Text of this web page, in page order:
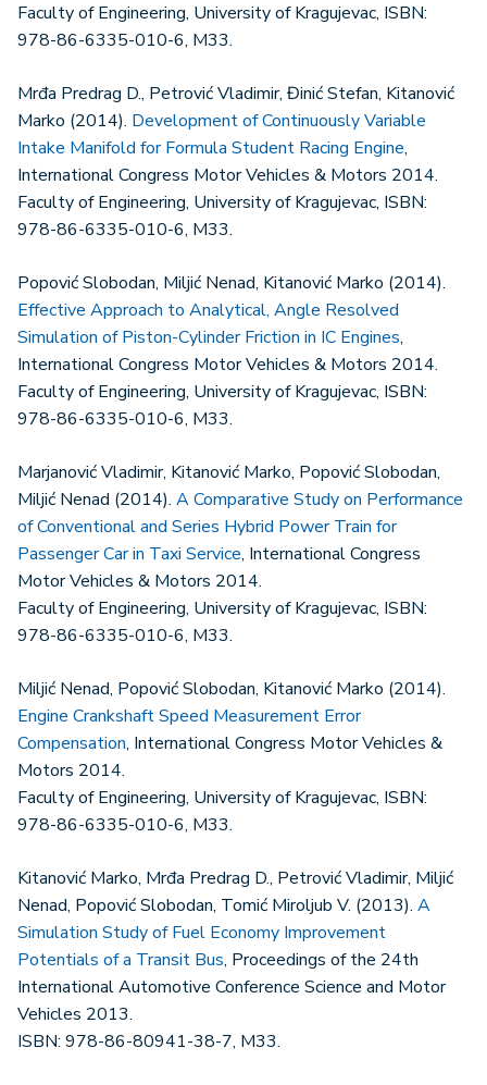
Faculty of Engineering, University of Kragujevac, ISBN:
978-86-6335-010-6, M33.
Mrđa Predrag D., Petrović Vladimir, Đinić Stefan, Kitanović
Marko (2014). Development of Continuously Variable
Intake Manifold for Formula Student Racing Engine,
International Congress Motor Vehicles & Motors 2014.
Faculty of Engineering, University of Kragujevac, ISBN:
978-86-6335-010-6, M33.
Popović Slobodan, Miljić Nenad, Kitanović Marko (2014).
Effective Approach to Analytical, Angle Resolved
Simulation of Piston-Cylinder Friction in IC Engines,
International Congress Motor Vehicles & Motors 2014.
Faculty of Engineering, University of Kragujevac, ISBN:
978-86-6335-010-6, M33.
Marjanović Vladimir, Kitanović Marko, Popović Slobodan,
Miljić Nenad (2014). A Comparative Study on Performance
of Conventional and Series Hybrid Power Train for
Passenger Car in Taxi Service, International Congress
Motor Vehicles & Motors 2014.
Faculty of Engineering, University of Kragujevac, ISBN:
978-86-6335-010-6, M33.
Miljić Nenad, Popović Slobodan, Kitanović Marko (2014).
Engine Crankshaft Speed Measurement Error
Compensation, International Congress Motor Vehicles &
Motors 2014.
Faculty of Engineering, University of Kragujevac, ISBN:
978-86-6335-010-6, M33.
Kitanović Marko, Mrđa Predrag D., Petrović Vladimir, Miljić
Nenad, Popović Slobodan, Tomić Miroljub V. (2013). A
Simulation Study of Fuel Economy Improvement
Potentials of a Transit Bus, Proceedings of the 24th
International Automotive Conference Science and Motor
Vehicles 2013.
ISBN: 978-86-80941-38-7, M33.